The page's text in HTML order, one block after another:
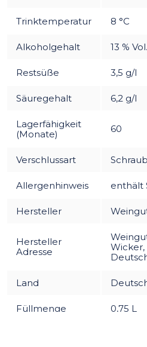
Trinktemperatur 8 °C
Alkoholgehalt 13 % Vol.
Restsüße 3,5 g/l
Säuregehalt 6,2 g/l
Lagerfähigkeit
(Monate)
60
Verschlussart
Allergenhinweis enthält
Hersteller
Hersteller
Adresse
Wicker,
Land
Füllmenge 0,75 L